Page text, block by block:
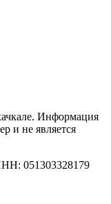
Информация
и не является
051303328179